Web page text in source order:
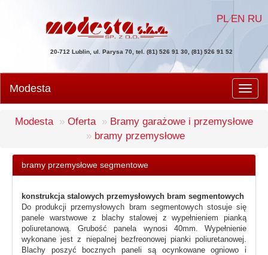
PL EN RU
20-712 Lublin, ul. Parysa 70, tel. (81) 526 91 30, (81) 526 91 52
Modesta
Modesta Oferta
Bramy garażowe i przemysłowe
bramy przemysłowe
bramy przemysłowe segmentowe
konstrukcja stalowych przemysłowych bram segmentowych
Do produkcji przemysłowych bram segmentowych stosuje się
panele warstwowe z blachy stalowej z wypełnieniem pianką
poliuretanową. Grubość panela wynosi 40mm. Wypełnienie
wykonane jest z niepalnej bezfreonowej pianki poliuretanowej.
Blachy poszyć bocznych paneli są ocynkowane ogniowo i